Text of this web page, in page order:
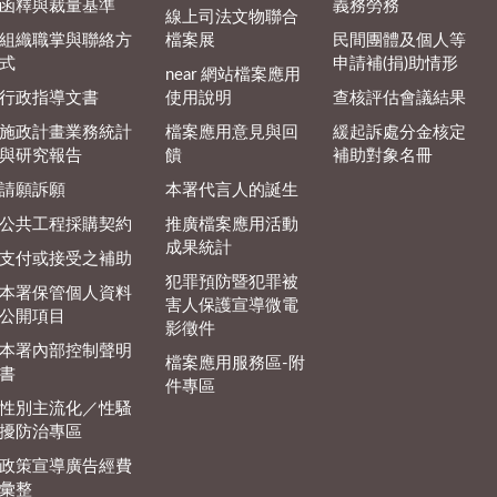
釋與裁量基準
織職掌與聯絡方
政指導文書
政計畫業務統計
研究報告
願訴願
共工程採購契約
付或接受之補助
署保管個人資料
開項目
署內部控制聲明
別主流化／性騷
防治專區
策宣導廣告經費
整
線上司法文物聯合
檔案展
near 網站檔案應用
使用說明
檔案應用意見與回
饋
本署代言人的誕生
推廣檔案應用活動
成果統計
犯罪預防暨犯罪被
害人保護宣導微電
影徵件
檔案應用服務區-附
件專區
義務勞務
民間團體及個人等
申請補(捐)助情形
查核評估會議結果
緩起訴處分金核定
補助對象名冊